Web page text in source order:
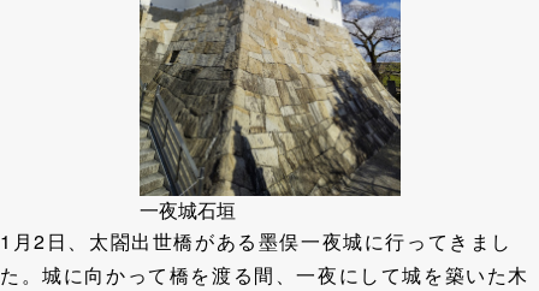
一夜城石垣
1月2日、太閤出世橋がある墨俣一夜城に行ってきまし
た。城に向かって橋を渡る間、一夜にして城を築いた木